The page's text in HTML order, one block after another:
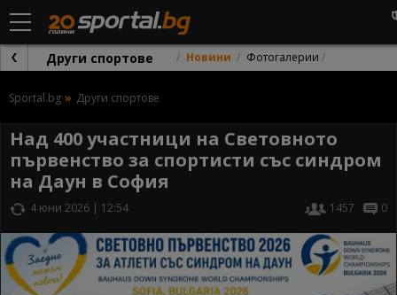
Други спортове Новини Фотогалерии
Sportal.bg Други спортове
Над 400 участници на Световното
първенство за спортисти със синдром
на Даун в София
4 юни 2026 | 12:54 1457 0